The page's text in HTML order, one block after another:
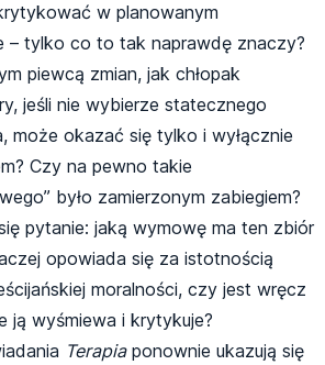
w planowanym
– tylko co to tak naprawdę znaczy?
piewcą zmian, jak chłopak
jeśli nie wybierze statecznego
może okazać się tylko i wyłącznie
Czy na pewno takie
było zamierzonym zabiegiem?
pytanie: jaką wymowę ma ten zbiór
opowiada się za istotnością
moralności, czy jest wręcz
ją wyśmiewa i krytykuje?
Terapiaponownie ukazują się